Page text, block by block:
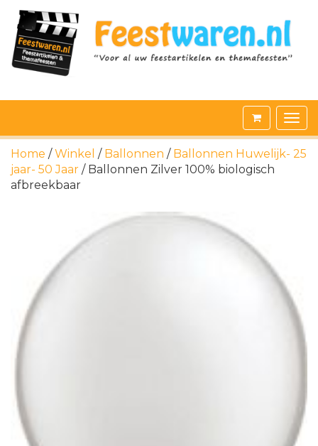
Home /Winkel / Ballonnen / Ballonnen Huwelijk- 25
jaar- 50 Jaar / Ballonnen Zilver 100% biologisch
afbreekbaar